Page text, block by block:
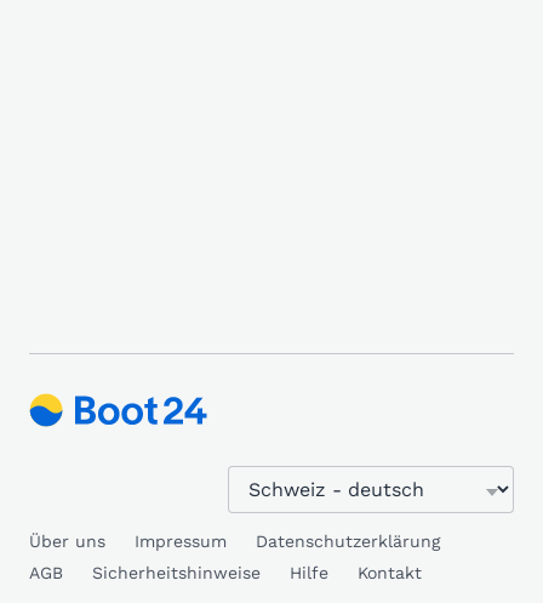
Über uns Impressum
Datenschutzerklärung
AGB
Sicherheitshinweise Hilfe Kontakt